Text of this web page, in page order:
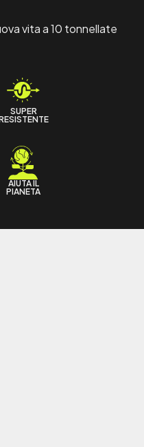
vita a 10 tonnellate
SUPER
AIUTA IL
PIANETA